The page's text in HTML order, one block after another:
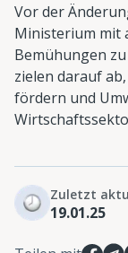
Vor der
Ministerium mit
Bemühungen
zielen darauf
fördern und
Zuletzt
19.01.25